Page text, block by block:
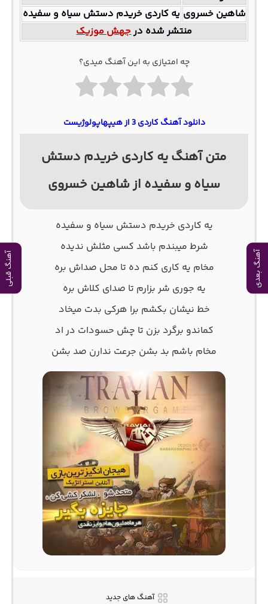
آهنگ بعدی آهنگ قبلی
شاهین خسروی یه کاردی خریدم دستش سیاه و سفیده
منتشر شده درجهش موزیک
چه امتیازی به این آهنگ میدی؟
دانلود آهنگ کاردی 3 از هیپهاپولوژیست
متن آهنگ یه کاردی خریدم دستش
سیاه و سفیده از شاهین خسروی
یه کاردی خریدم دستش سیاه و سفیده
شرط میبندم باشد کسی مثلش ندیده
مخام یه کاری کنم ده تا محل صداش بره
یه جوری شر بزارم تا صدای کلاش بره
خط نیشان بکشم برا هرکی بدت میخاد
کماندو برگرد بزن تا چش حسودات در اد
مخام باشم بد بشن جرعت ندارن صد بشن
آهنگ های جدید